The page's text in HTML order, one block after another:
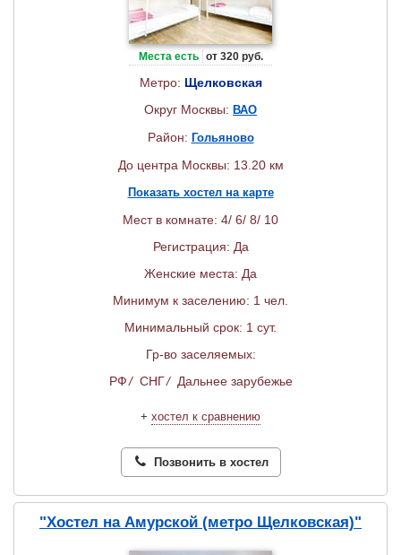
Места есть от 320 руб.
Метро: Щелковская
Округ Москвы: ВАО
Район: Гольяново
До центра Москвы: 13.20 км
Показать хостел на карте
Мест в комнате: 4/ 6/ 8/ 10
Регистрация: Да
Женские места: Да
Минимум к заселению: 1 чел.
Минимальный срок: 1 сут.
Гр-во заселяемых:
РФ/ СНГ/ Дальнее зарубежье
+ хостел к сравнению
Позвонить в хостел
"Хостел на Амурской (метро Щелковская)"